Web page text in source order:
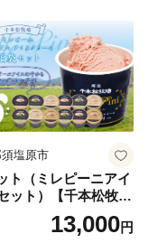
塩原市
ト（ミレピーニアイ
ット）【千本松牧
014-12 【デザー
合わせ ギフト】
13,000円